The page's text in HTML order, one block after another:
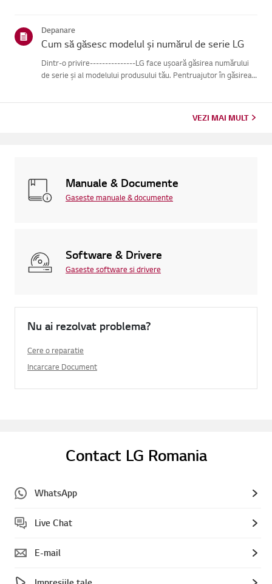
Depanare
Cum să găsesc modelul și numărul de serie LG
Dintr-o privire---------------LG face ușoară găsirea numărului
de serie și al modelului produsului tău. Pentruajutor în găsirea
VEZI MAI MULT
Manuale & Documente
Gaseste manuale & documente
Software & Drivere
Gaseste software si drivere
Nu ai rezolvat problema?
Cere o reparatie
Incarcare Document
Contact LG Romania
WhatsApp
Live Chat
E-mail